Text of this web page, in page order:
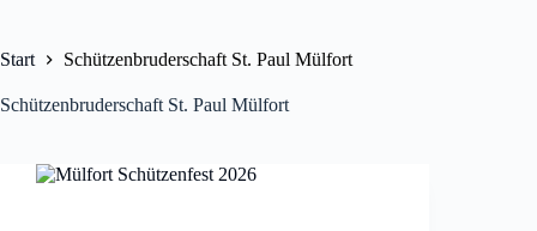
Start Schützenbruderschaft St. Paul Mülfort
Schützenbruderschaft St. Paul Mülfort